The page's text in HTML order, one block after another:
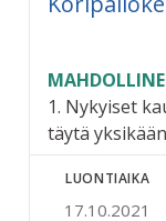
1. Nykyiset
täytä
LUONTIAIKA
17.10.2021